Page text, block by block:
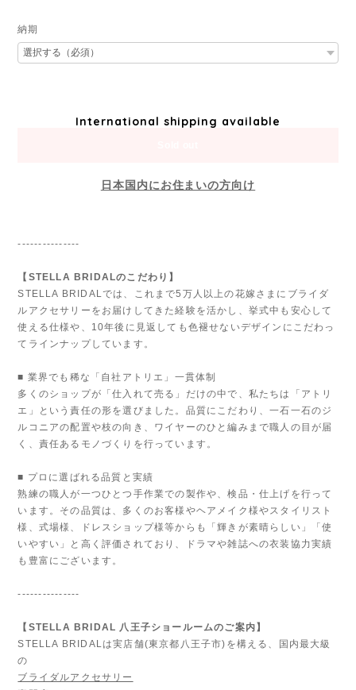
納期
International shipping available
日本国内にお住まいの方向け
---------------
【STELLA BRIDALのこだわり】
STELLA BRIDALでは、これまで5万人以上の花嫁さまにブライダ
ルアクセサリーをお届けしてきた経験を活かし、挙式中も安心して
使える仕様や、10年後に見返しても色褪せないデザインにこだわっ
てラインナップしています。
■ 業界でも稀な「自社アトリエ」一貫体制
多くのショップが「仕入れて売る」だけの中で、私たちは「アトリ
エ」という責任の形を選びました。品質にこだわり、一石一石のジ
ルコニアの配置や枝の向き、ワイヤーのひと編みまで職人の目が届
く、責任あるモノづくりを行っています。
■ プロに選ばれる品質と実績
熟練の職人が一つひとつ手作業での製作や、検品・仕上げを行って
います。その品質は、多くのお客様やヘアメイク様やスタイリスト
様、式場様、ドレスショップ様等からも「輝きが素晴らしい」「使
いやすい」と高く評価されており、ドラマや雑誌への衣装協力実績
も豊富にございます。
---------------
【STELLA BRIDAL 八王子ショールームのご案内】
STELLA BRIDALは実店舗(東京都八王子市)を構える、国内最大級
の
ブライダルアクセサリー